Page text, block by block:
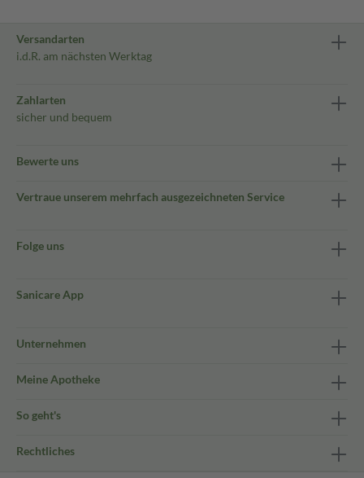
Versandarten
i.d.R. am nächsten Werktag
Zahlarten
sicher und bequem
Bewerte uns
Vertraue unserem mehrfach ausgezeichneten Service
Folge uns
Sanicare App
Unternehmen
Meine Apotheke
So geht's
Rechtliches